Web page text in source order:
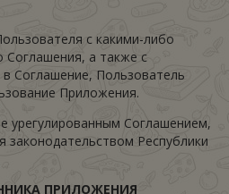
с какими-либо
а также с
Соглашение, Пользователь
Приложения.
урегулированным Соглашением,
законодательством Республики
ПРИЛОЖЕНИЯ